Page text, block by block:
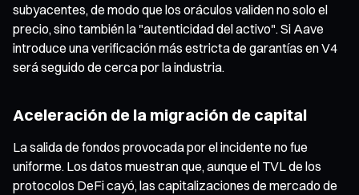
subyacentes, de modo que los oráculos validen no solo el
precio, sino también la "autenticidad del activo". Si Aave
introduce una verificación más estricta de garantías en V4
será seguido de cerca por la industria.
Aceleración de la migración de capital
La salida de fondos provocada por el incidente no fue
uniforme. Los datos muestran que, aunque el TVL de los
protocolos DeFi cayó, las capitalizaciones de mercado de